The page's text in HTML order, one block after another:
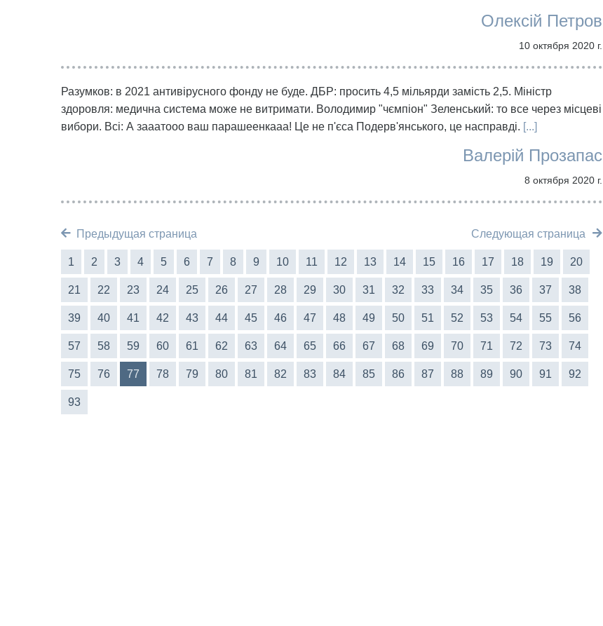
Олексій Петров
10 октября 2020 г.
Разумков: в 2021 антивірусного фонду не буде. ДБР: просить 4,5 мільярди замість 2,5. Міністр
здоровля: медична система може не витримати. Володимир "чємпіон" Зеленський: то все через місцеві
вибори. Всі: А зааатооо ваш парашеенкааа! Це не п'єса Подерв'янського, це насправді. [...]
Валерій Прозапас
8 октября 2020 г.
Предыдущая страница Следующая страница
1 2 3 4 5 6 7 8 9 10 11 12 13 14 15 16 17 18 19 20
21 22 23 24 25 26 27 28 29 30 31 32 33 34 35 36 37 38
39 40 41 42 43 44 45 46 47 48 49 50 51 52 53 54 55 56
57 58 59 60 61 62 63 64 65 66 67 68 69 70 71 72 73 74
75 76 77 78 79 80 81 82 83 84 85 86 87 88 89 90 91 92
93